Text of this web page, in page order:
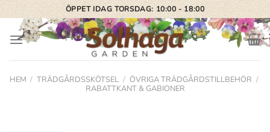
Skip
to
content
ÖPPET IDAG TORSDAG: 10:00 - 18:00
HEM / TRÄDGÅRDSSKÖTSEL / ÖVRIGA TRÄDGÅRDSTILLBEHÖR /
RABATTKANT & GABIONER